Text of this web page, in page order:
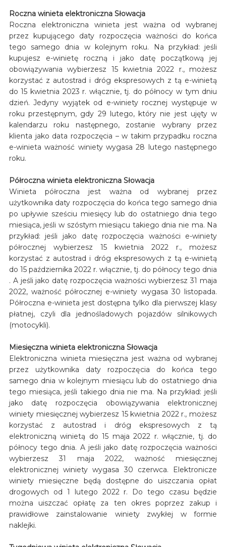
Roczna winieta elektroniczna Słowacja
Roczna elektroniczna winieta jest ważna od wybranej
przez kupującego daty rozpoczęcia ważności do końca
tego samego dnia w kolejnym roku. Na przykład: jeśli
kupujesz e-winietę roczną i jako datę początkową jej
obowiązywania wybierzesz 15 kwietnia 2022 r., możesz
korzystać z autostrad i dróg ekspresowych z tą e-winietą
do 15 kwietnia 2023 r. włącznie, tj. do północy w tym dniu
dzień. Jedyny wyjątek od e-winiety rocznej występuje w
roku przestępnym, gdy 29 lutego, który nie jest ujęty w
kalendarzu roku następnego, zostanie wybrany przez
klienta jako data rozpoczęcia – w takim przypadku roczna
e-winieta ważność winiety wygasa 28 lutego następnego
roku.
Półroczna winieta elektroniczna Słowacja
Winieta półroczna jest ważna od wybranej przez
użytkownika daty rozpoczęcia do końca tego samego dnia
po upływie sześciu miesięcy lub do ostatniego dnia tego
miesiąca, jeśli w szóstym miesiącu takiego dnia nie ma. Na
przykład: jeśli jako datę rozpoczęcia ważności e-winiety
półrocznej wybierzesz 15 kwietnia 2022 r., możesz
korzystać z autostrad i dróg ekspresowych z tą e-winietą
do 15 października 2022 r. włącznie, tj. do północy tego dnia
. A jeśli jako datę rozpoczęcia ważności wybierzesz 31 maja
2022, ważność półrocznej e-winiety wygasa 30 listopada.
Półroczna e-winieta jest dostępna tylko dla pierwszej klasy
płatnej, czyli dla jednośladowych pojazdów silnikowych
(motocykli).
Miesięczna winieta elektroniczna Słowacja
Elektroniczna winieta miesięczna jest ważna od wybranej
przez użytkownika daty rozpoczęcia do końca tego
samego dnia w kolejnym miesiącu lub do ostatniego dnia
tego miesiąca, jeśli takiego dnia nie ma. Na przykład: jeśli
jako datę rozpoczęcia obowiązywania elektronicznej
winiety miesięcznej wybierzesz 15 kwietnia 2022 r., możesz
korzystać z autostrad i dróg ekspresowych z tą
elektroniczną winietą do 15 maja 2022 r. włącznie, tj. do
północy tego dnia. A jeśli jako datę rozpoczęcia ważności
wybierzesz 31 maja 2022, ważność miesięcznej
elektronicznej winiety wygasa 30 czerwca. Elektronicze
winiety miesięczne będą dostępne do uiszczania opłat
drogowych od 1 lutego 2022 r. Do tego czasu będzie
można uiszczać opłatę za ten okres poprzez zakup i
prawidłowe zainstalowanie winiety zwykłej w formie
naklejki.